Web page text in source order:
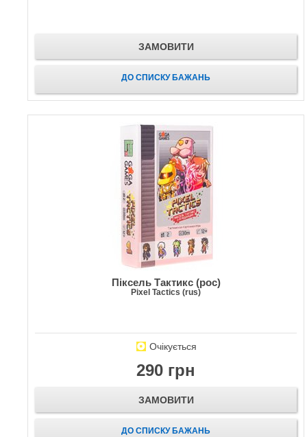
ЗАМОВИТИ
ДО СПИСКУ БАЖАНЬ
Піксель Тактикс (рос)
Pixel Tactics (rus)
Очікується
290 грн
ЗАМОВИТИ
ДО СПИСКУ БАЖАНЬ